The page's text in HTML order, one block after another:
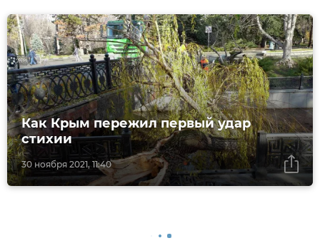
30 ноября 2021, 11:40
Как Крым пережил первый удар
стихии